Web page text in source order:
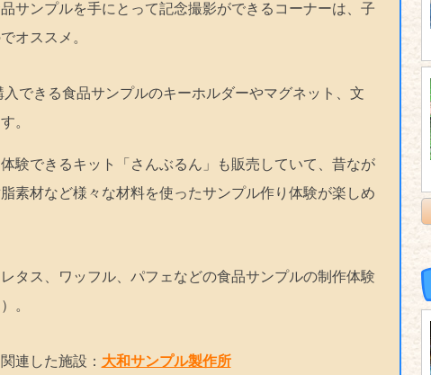
サンプルを手にとって記念撮影ができるコーナーは、子
オススメ。
できる食品サンプルのキーホルダーやマグネット、文
。
験できるキット「さんぶるん」も販売していて、昔なが
素材など様々な材料を使ったサンプル作り体験が楽しめ
タス、ワッフル、パフェなどの食品サンプルの制作体験
。
連した施設： 大和サンプル製作所